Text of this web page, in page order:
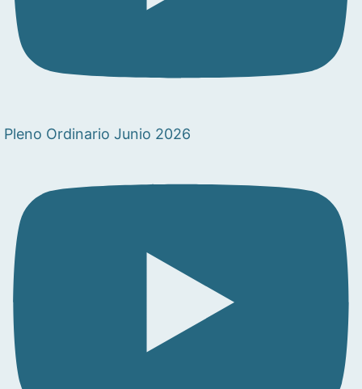
Pleno Ordinario Junio 2026